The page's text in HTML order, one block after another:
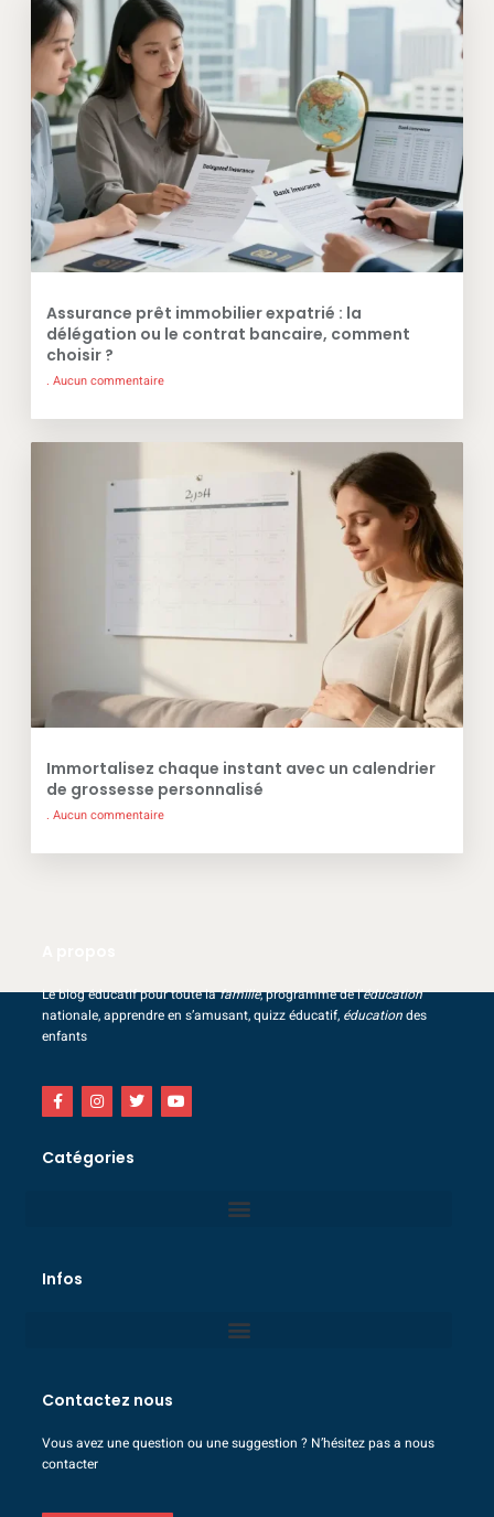
Assurance prêt immobilier expatrié : la
délégation ou le contrat bancaire, comment
choisir ?
Aucun commentaire
Immortalisez chaque instant avec un calendrier
de grossesse personnalisé
Aucun commentaire
Le blog éducatif pour toute lafamille, programme de l’éducation
nationale, apprendre en s’amusant, quizz éducatif, éducationdes
enfants
Catégories
Infos
Contactez nous
Vous avez une question ou une suggestion ? N’hésitez pas a nous
contacter